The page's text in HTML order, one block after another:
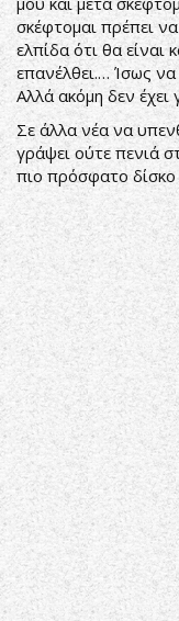
σκέφτομαι πρέπει
ελπίδα ότι θα είναι
επανέλθει.… Ίσως
Αλλά ακόμη δεν έχει
Σε άλλα νέα να
γράψει ούτε πενιά
πιο πρόσφατο